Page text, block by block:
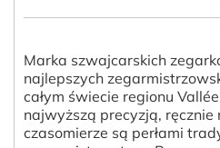
Marka szwajcarskich
najlepszych
całym świecie regionu
najwyższą precyzją,
czasomierze są perłami